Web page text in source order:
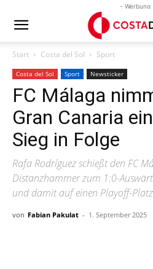
- Werbung
Start Costa del Sol Sport
Costa del Sol Sport Newsticker
FC Málaga
Gran Canaria
Sieg in Folge
Rafa Rodríguez schießt den FC
Distanzhammer zum 1:0-
und damit auf einen Playoff-Platz
von Fabian Pakulat - 1. September 2025